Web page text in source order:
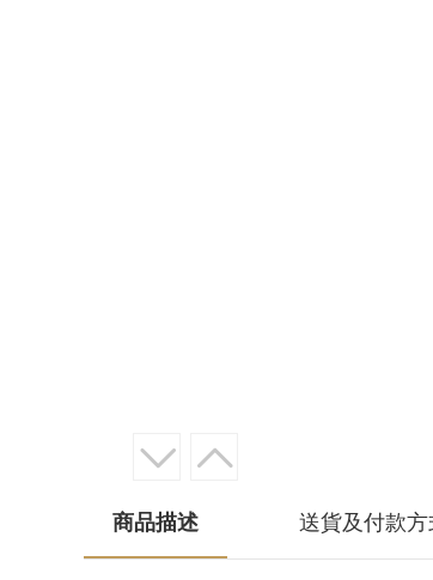
商品描述 送貨及付款